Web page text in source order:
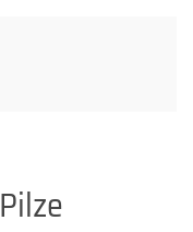
Pilze